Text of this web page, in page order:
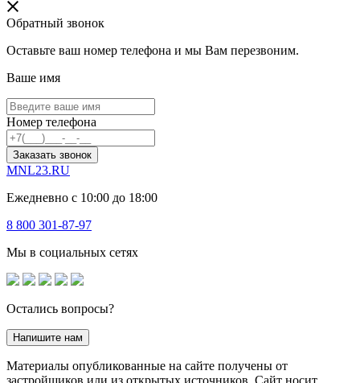
Обратный звонок
Оставьте ваш номер телефона и мы Вам перезвоним.
Ваше имя
Номер телефона
Заказать звонок
MNL23.RU
Ежедневно с 10:00 до 18:00
8 800 301-87-97
Мы в социальных сетях
Остались вопросы?
Напишите нам
Материалы опубликованные на сайте получены от
застройщиков или из открытых источников. Сайт носит